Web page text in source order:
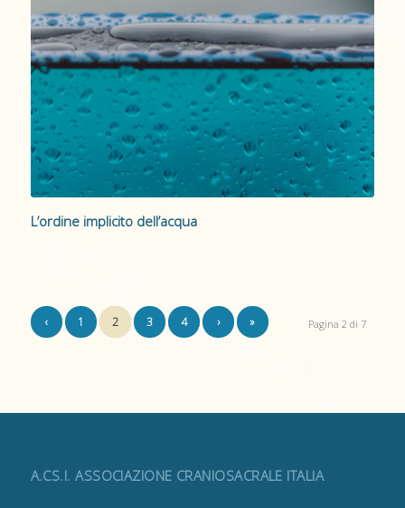
L’ordine implicito dell’acqua
Pagina 2 di 7
‹ 1 2 3 4 › »
A.CS.I. ASSOCIAZIONE CRANIOSACRALE ITALIA